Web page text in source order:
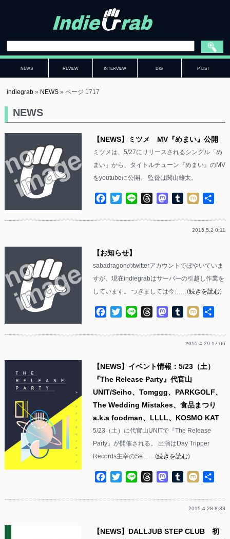
NEWS REVIEW INTERVIEW DIG P-LIST
indiegrab » NEWS »ページ 1717
NEWS
【NEWS】ミツメ MV『めまい』公開
ミツメは、5/27にリリースされるシングル「め
まい」から、タイトルチューン『めまい』のMV
をyoutubeに公開。 監督は関山雄太。
Facebook
TwitterLine ThreadsMastodon
Tumblr
Mixi
2015.5.2 0:11
【お知らせ】
sabadragonのtwitterアカウントでぼやいていま
すが、現在indiegrabはサーバーの引越し作業を
しています。 つきましては今……(続きを読む)
Facebook
TwitterLine ThreadsMastodon
Tumblr
Mixi
2015.4.29 17:06
【NEWS】イベント情報：5/23（土）
『The Release Party』代官山
UNIT/Seiho、Tomggg、PARKGOLF、
The Wedding Mistakes、食品まつり
a.k.a foodman、LLLL、KOSMO KAT
5/23（土）に代官山UNITで『The Release
Party』が開催される。 出演はDay Tripper
Records主宰のSe……(続きを読む)
Facebook
TwitterLine ThreadsMastodon
Tumblr
Mixi
2015.4.28 8:33
【NEWS】DALLJUB STEP CLUB 初